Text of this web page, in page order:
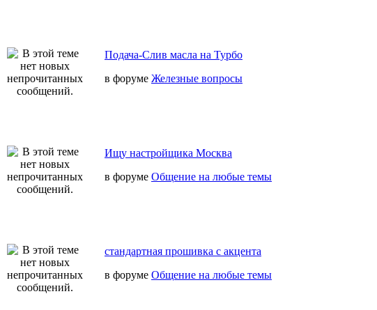
Подача-Слив масла на Турбо
в форуме Железные вопросы
Ищу настройщика Москва
в форуме Общение на любые темы
стандартная прошивка с акцента
в форуме Общение на любые темы